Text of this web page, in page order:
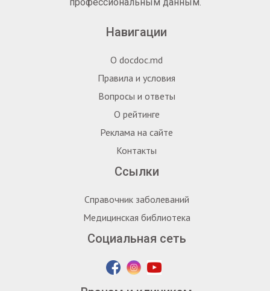
Навигации
О docdoc.md
Правила и условия
Вопросы и ответы
О рейтинге
Реклама на сайте
Контакты
Ссылки
Справочник заболеваний
Медицинская библиотека
Социальная сеть